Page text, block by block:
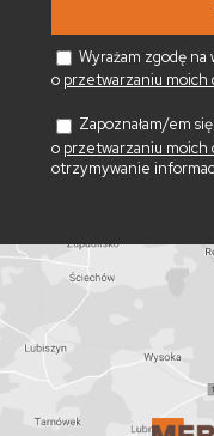
Wyrażam zgodę
o przetwarzaniu moich
Zapoznałam/em
o przetwarzaniu moich
otrzymywanie